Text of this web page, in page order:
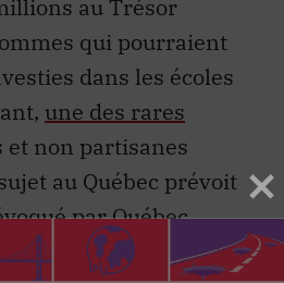
au Trésor
qui pourraient
dans les écoles
une des rares
et non partisanes
au Québec prévoit
par Québec
de 50 % des